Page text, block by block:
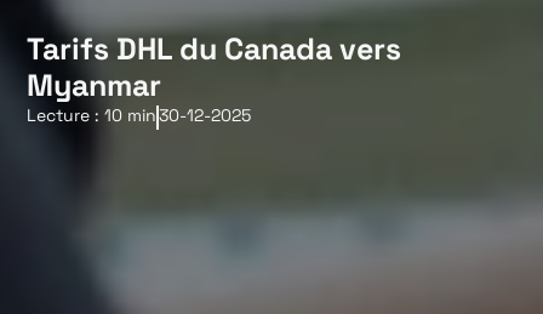
Tarifs DHL du Canada vers
Myanmar
Lecture : 10 min30-12-2025